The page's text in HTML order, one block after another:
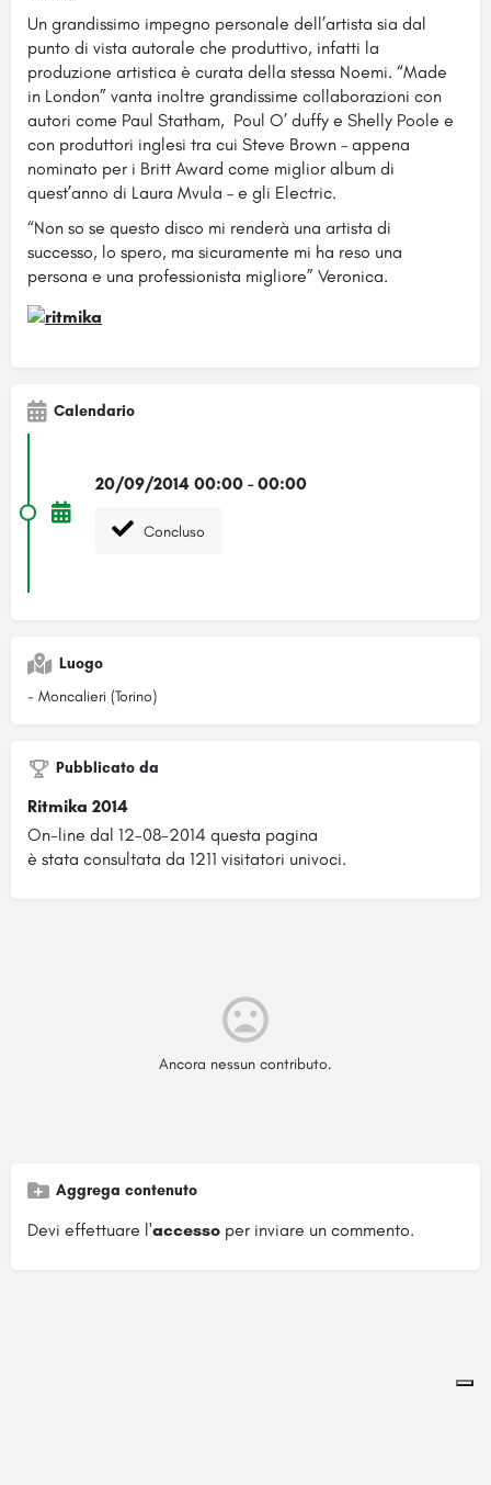
Un grandissimo impegno personale dell’artista sia dal
punto di vista autorale che produttivo, infatti la
produzione artistica è curata della stessa Noemi. “Made
in London” vanta inoltre grandissime collaborazioni con
autori come Paul Statham, Poul O’ duffy e Shelly Poole e
con produttori inglesi tra cui Steve Brown – appena
nominato per i Britt Award come miglior album di
quest’anno di Laura Mvula – e gli Electric.
“Non so se questo disco mi renderà una artista di
successo, lo spero, ma sicuramente mi ha reso una
persona e una professionista migliore” Veronica.
Calendario
20/09/2014 00:00 - 00:00
Concluso
Luogo
- Moncalieri (Torino)
Pubblicato da
Ritmika 2014
On-line dal 12-08-2014 questa pagina
è stata consultata da 1211 visitatori univoci.
Ancora nessun contributo.
Aggrega contenuto
Devi effettuare l'accesso per inviare un commento.